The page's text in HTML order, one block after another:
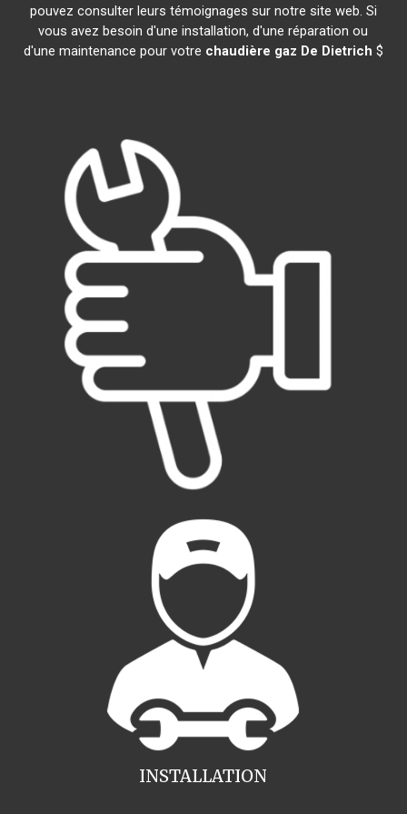
pouvez consulter leurs témoignages sur notre site web. Si
vous avez besoin d'une installation, d'une réparation ou
d'une maintenance pour votre chaudière gaz De Dietrich $
INSTALLATION